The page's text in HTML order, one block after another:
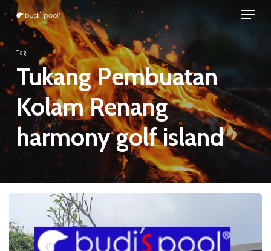
Skip
main
content
Menu
Tag
Tukang Pembuatan
Kolam Renang
harmony golf island
Pembuatan
KOLAM